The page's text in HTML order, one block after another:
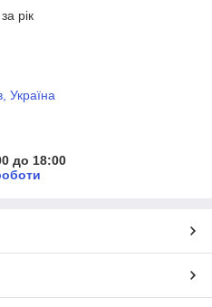
рік
Україна
до 18:00